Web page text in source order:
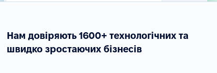
Нам довіряють 1600+ технологічних та
швидко зростаючих бізнесів